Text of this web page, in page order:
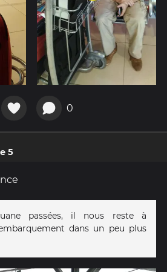
0
5
passées, il nous reste à
dans un peu plus